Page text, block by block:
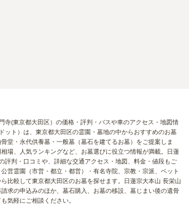
寺(東京都大田区）の価格・評判・バスや車のアクセス・地図情
ット）は、東京都大田区の霊園・墓地の中からおすすめのお墓
堂・永代供養墓・一般墓（墓石を建てるお墓）をご提案しま
場、人気ランキングなど、お墓選びに役立つ情報が満載。日蓮
評判・口コミや、詳細な交通アクセス・地図、料金・値段もご
営霊園（市営・都立・都営）・有名寺院、宗教・宗派、ペット
比較して東京都大田区のお墓を探せます。日蓮宗大本山 長栄山
求の申込みのほか、墓石購入、お墓の移設、墓じまい後の遺骨
気軽にご相談ください。